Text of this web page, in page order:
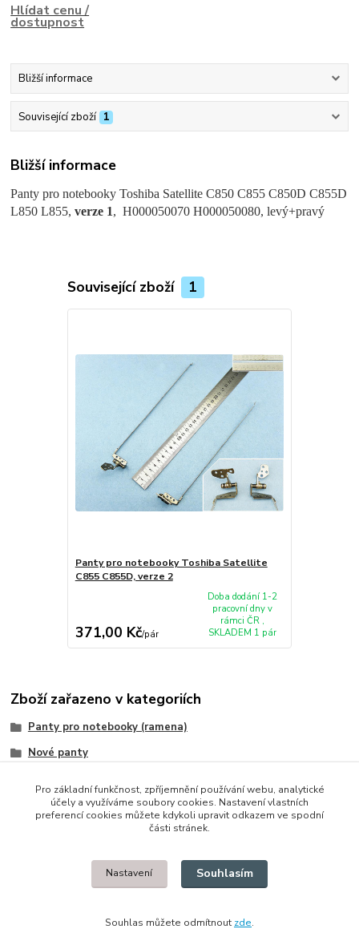
Hlídat cenu /
dostupnost
Bližší informace
Související zboží 1
Bližší informace
Panty pro notebooky Toshiba Satellite C850 C855 C850D C855D
L850 L855,verze 1, H000050070 H000050080, levý+pravý
Související zboží 1
Panty pro notebooky Toshiba Satellite
C855 C855D, verze 2
371,00 Kč/pár
Doba dodání 1-2
pracovní dny v
rámci ČR ,
SKLADEM 1 pár
Zboží zařazeno v kategoriích
Panty pro notebooky (ramena)
Nové panty
© 2014 - 2025 Díly pro notebooky
Upravit sběr cookies.
Pro základní funkčnost, zpříjemnění používání webu, analytické
účely a využíváme soubory cookies. Nastavení vlastních
preferencí cookies můžete kdykoli upravit odkazem ve spodní
části stránek.
Nastavení Souhlasím
Souhlas můžete odmítnout zde.